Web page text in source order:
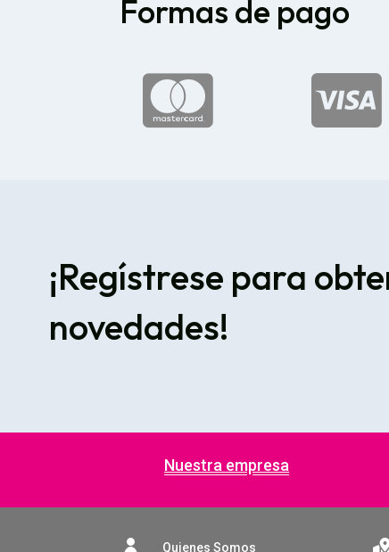
Formas de pago
 
¡Regístrese para
novedades!
Nuestra empresa
Quienes Somos